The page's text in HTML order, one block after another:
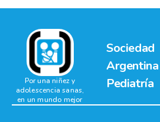
Sociedad
Pediatría
Por una niñez y
adolescencia sanas,
en un mundo mejor